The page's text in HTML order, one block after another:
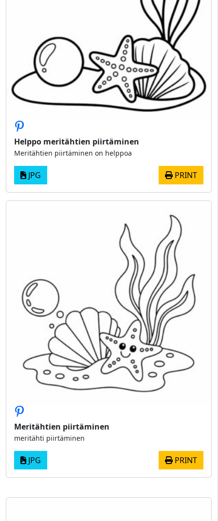
Helppo meritähtien piirtäminen
Meritähtien piirtäminen on helppoa
JPG PRINT
Meritähtien piirtäminen
meritähti piirtäminen
JPG PRINT